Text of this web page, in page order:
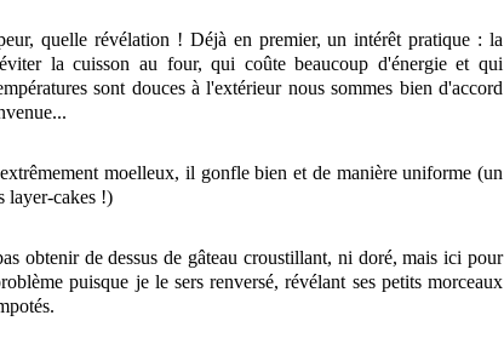
quelle révélation ! Déjà en premier, un intérêt pratique : la
la cuisson au four, qui coûte beaucoup d'énergie et qui
sont douces à l'extérieur nous sommes bien d'accord
moelleux, il gonfle bien et de manière uniforme (un
layer-cakes !)
obtenir de dessus de gâteau croustillant, ni doré, mais ici pour
puisque je le sers renversé, révélant ses petits morceaux